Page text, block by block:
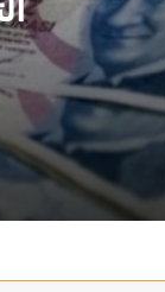
سوريا على وديعة